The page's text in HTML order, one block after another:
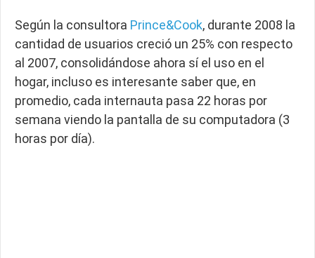
Según la consultora Prince&Cook, durante 2008 la
cantidad de usuarios creció un 25% con respecto
al 2007, consolidándose ahora sí el uso en el
hogar, incluso es interesante saber que, en
promedio, cada internauta pasa 22 horas por
semana viendo la pantalla de su computadora (3
horas por día).